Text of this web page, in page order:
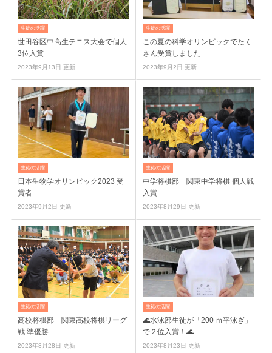
生徒の活躍
世田谷区中高生テニス大会で個人
3位入賞
2023年9月13日 更新
生徒の活躍
この夏の科学オリンピックでたく
さん受賞しました
2023年9月2日 更新
生徒の活躍
日本生物学オリンピック2023 受
賞者
2023年9月2日 更新
生徒の活躍
中学将棋部 関東中学将棋 個人戦
入賞
2023年8月29日 更新
生徒の活躍
高校将棋部 関東高校将棋リーグ
戦 準優勝
2023年8月28日 更新
生徒の活躍
🌊水泳部生徒が「200 ｍ平泳ぎ」
で２位入賞！🌊
2023年8月23日 更新